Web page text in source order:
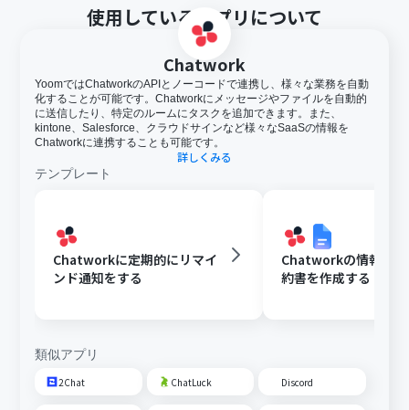
使用しているアプリについて
Chatwork
YoomではChatworkのAPIとノーコードで連携し、様々な業務を自動
化することが可能です。Chatworkにメッセージやファイルを自動的
に送信したり、特定のルームにタスクを追加できます。また、
kintone、Salesforce、クラウドサインなど様々なSaaSの情報を
Chatworkに連携することも可能です。
詳しくみる
テンプレート
Chatworkに定期的にリマイ
ンド通知をする
Chatworkの情報を
約書を作成する
類似アプリ
2Chat ChatLuck Discord